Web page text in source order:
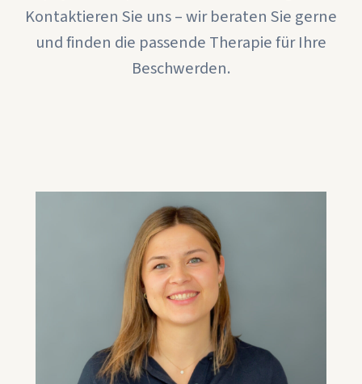
Termin vereinbaren
Therapeutisches Fitnesstraining
Termin vereinbaren
Kontaktieren Sie uns – wir beraten Sie gerne
und finden die passende Therapie für Ihre
Beschwerden.